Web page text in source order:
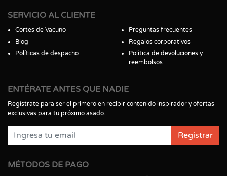
SERVICIO AL CLIENTE
Cortes de Vacuno
Blog
Políticas de despacho
Preguntas frecuentes
Regalos corporativos
Política de devoluciones y
reembolsos
ENTÉRATE ANTES QUE NADIE
Regístrate para ser el primero en recibir contenido inspirador y ofertas
exclusivas para tu próximo asado.
Registrar
MÉTODOS DE PAGO